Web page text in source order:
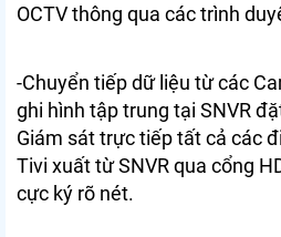
OCTV thông qua các trình
-Chuyển tiếp dữ liệu từ các
ghi hình tập trung tại SNVR
Giám sát trực tiếp tất cả các
Tivi xuất từ SNVR qua cổng
cực ký rõ nét.